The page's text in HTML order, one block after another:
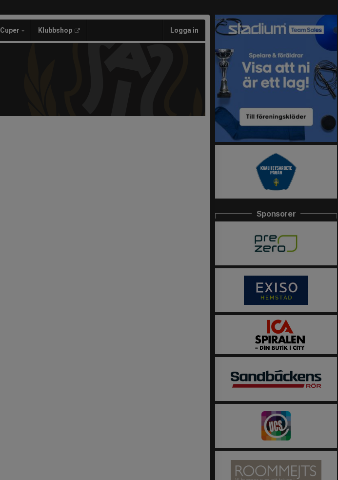
Cuper Klubbshop Logga in
Sponsorer